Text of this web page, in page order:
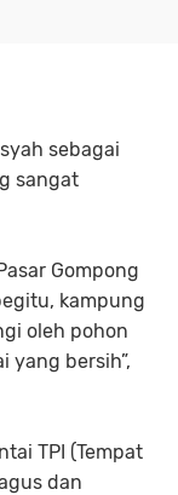
sebagai
sangat
Gompong
kampung
oleh pohon
yang bersih”,
TPI (Tempat
dan